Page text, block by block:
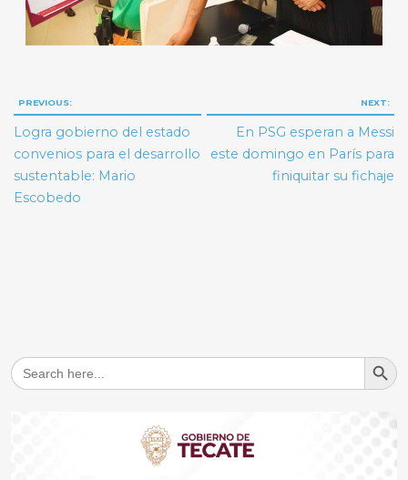
Navegación
de
entradas
PREVIOUS:
Logra gobierno del estado
convenios para el desarrollo
sustentable: Mario
Escobedo
NEXT:
En PSG esperan a Messi
este domingo en París para
finiquitar su fichaje
Search
for:
Search